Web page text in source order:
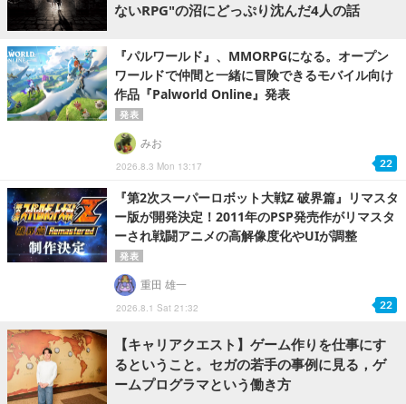
ないRPG"の沼にどっぷり沈んだ4人の話
『パルワールド』、MMORPGになる。オープン
ワールドで仲間と一緒に冒険できるモバイル向け
作品『Palworld Online』発表
発表
2026.8.3 Mon 13:17
みお
22
『第2次スーパーロボット大戦Z 破界篇』リマスタ
ー版が開発決定！2011年のPSP発売作がリマスタ
ーされ戦闘アニメの高解像度化やUIが調整
発表
2026.8.1 Sat 21:32
重田 雄一
22
【キャリアクエスト】ゲーム作りを仕事にす
るということ。セガの若手の事例に見る，ゲ
ームプログラマという働き方